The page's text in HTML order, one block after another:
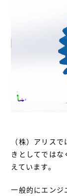
（株）アリス
きとしてでは
えています。
一般的にエンジ